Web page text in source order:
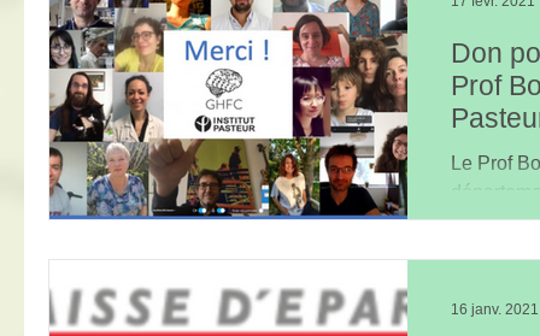
Don
Prof
Le Prof
GÈNES,
16 janv. 2021